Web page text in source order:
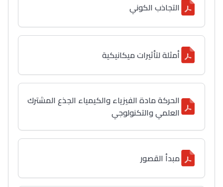
التجاذب الكوني
أمثلة لتأثيرات ميكانيكية
الحركة مادة الفيزياء والكيمياء الجذع المشترك
العلمي والتكنولوجي
مبدأ القصور